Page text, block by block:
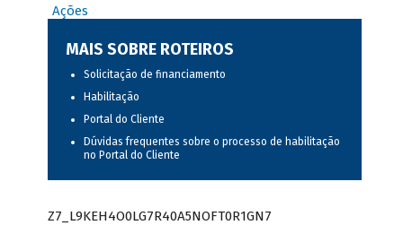
Ações
MAIS SOBRE ROTEIROS
Solicitação de financiamento
Habilitação
Portal do Cliente
Dúvidas frequentes sobre o processo de habilitação
no Portal do Cliente
Z7_L9KEH4O0LG7R40A5NOFT0R1GN7